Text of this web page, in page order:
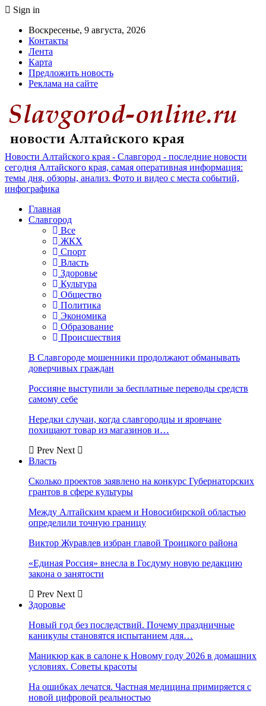
Sign in
Воскресенье, 9 августа, 2026
Контакты
Лента
Карта
Предложить новость
Реклама на сайте
Новости Алтайского края - Славгород - последние новости
сегодня Алтайского края, самая оперативная информация:
темы дня, обзоры, анализ. Фото и видео с места событий,
инфографика
Главная
Славгород
Все
ЖКХ
Спорт
Власть
Здоровье
Культура
Общество
Политика
Экономика
Образование
Происшествия
В Славгороде мошенники продолжают обманывать
доверчивых граждан
Россияне выступили за бесплатные переводы средств
самому себе
Нередки случаи, когда славгородцы и яровчане
похищают товар из магазинов и…
Prev Next
Власть
Сколько проектов заявлено на конкурс Губернаторских
грантов в сфере культуры
Между Алтайским краем и Новосибирской областью
определили точную границу
Виктор Журавлев избран главой Троицкого района
«Единая Россия» внесла в Госдуму новую редакцию
закона о занятости
Prev Next
Здоровье
Новый год без последствий. Почему праздничные
каникулы становятся испытанием для…
Маникюр как в салоне к Новому году 2026 в домашних
условиях. Советы красоты
На ошибках лечатся. Частная медицина примиряется с
новой цифровой реальностью